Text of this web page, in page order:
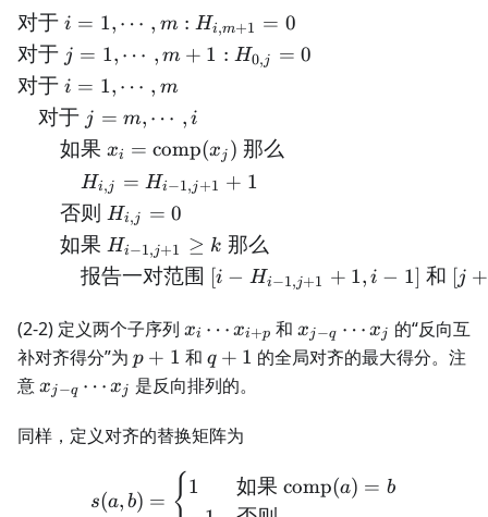
\begin{align*} &\text{对
对于 i = 1, ⋯ , m : Hi,m+1 = 0
对于 j = 1, ⋯ , m + 1 : H0,j = 0
对于 i = 1, ⋯ , m
对于 j = m, ⋯ , i
如果 xi = comp(xj ) 那么
Hi,j = Hi−1,j +1 + 1
否则
Hi,j = 0
如果 Hi−1,j+1 ≥ k 那么
报告一对范围 [i − Hi−1,j+1 + 1, i − 1] 和 [j +
(2-2) 定义两个子序列 x_{i}
\cdots
x_{i+p}
xi ⋯ xi+p 和x_{j-
q}
xj −q ⋯ xj
的“反向互
补对齐得分”为 p
+
p + 1 和 q
+
q + 1 的全局对齐的最大得分。注
意 x_{j-
\cdots
xj −q ⋯ xj 是反向排列的。
同样，定义对齐的替换矩阵为
s(a, b) = \begin{cases}
s(a, b) = { 1
如果 comp(a) = b